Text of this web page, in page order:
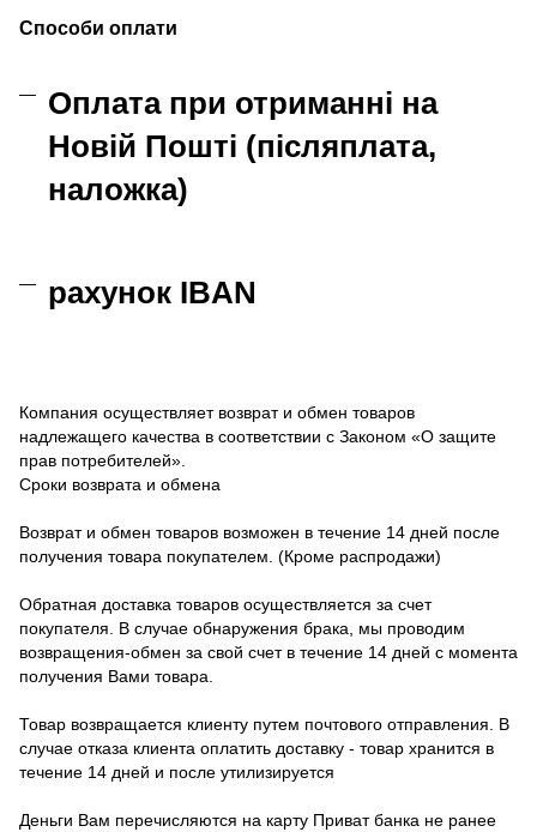
Способи оплати
Оплата при отриманні на
Новій Пошті (післяплата,
наложка)
рахунок IBAN
Компания осуществляет возврат и обмен товаров
надлежащего качества в соответствии с Законом «О защите
прав потребителей».
Сроки возврата и обмена
Возврат и обмен товаров возможен в течение 14 дней после
получения товара покупателем. (Кроме распродажи)
Обратная доставка товаров осуществляется за счет
покупателя. В случае обнаружения брака, мы проводим
возвращения-обмен за свой счет в течение 14 дней с момента
получения Вами товара.
Товар возвращается клиенту путем почтового отправления. В
случае отказа клиента оплатить доставку - товар хранится в
течение 14 дней и после утилизируется
Деньги Вам перечисляются на карту Приват банка не ранее